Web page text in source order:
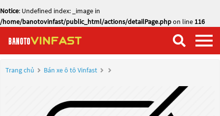
Notice: Undefined index: _image in
/home/banotovinfast/public_html/actions/detailPage.phpon line 116
Trang chủ Bán xe ô tô Vinfast